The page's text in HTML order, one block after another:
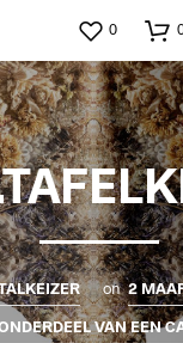
0
on 2
VAN EEN